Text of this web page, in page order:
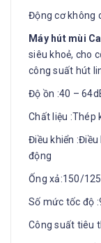
Động cơ không
Máy hút mùi
siêu khoẻ, cho
công suất hút
Độ ồn :40 –
Chất liệu :Thép
Điều khiển
động
Ống xả:150/
Số mức tốc độ
Công suất tiêu